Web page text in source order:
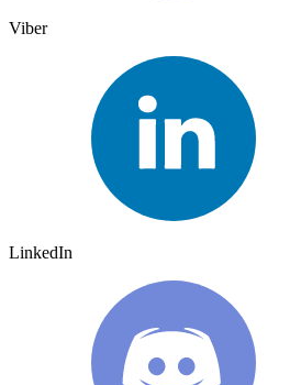
Viber
LinkedIn